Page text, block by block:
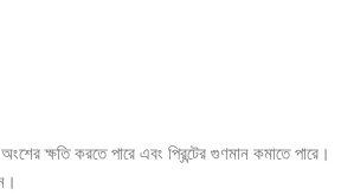
ক্ষতি করতে পারে এবং প্রিন্টের গুণমান কমাতে পারে।